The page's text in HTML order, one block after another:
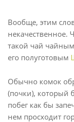
Вообще, этим
некачественное.
такой чай
его полуготовым
Обычно комок
(почки), который
побег как бы
нем просходит